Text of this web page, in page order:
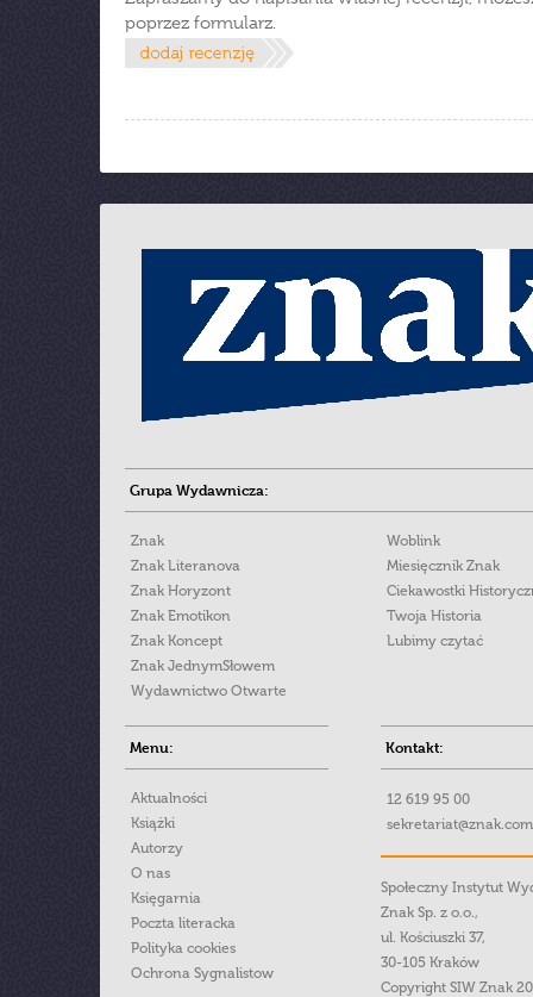
poprzez formularz.
Grupa Wydawnicza:
Znak
Znak Literanova
Znak Horyzont
Znak Emotikon
Znak Koncept
Znak JednymSłowem
Wydawnictwo Otwarte
Woblink
Miesięcznik Znak
Ciekawostki
Twoja Historia
Lubimy czytać
Menu:
Aktualności
Książki
Autorzy
O nas
Księgarnia
Poczta literacka
Polityka cookies
Ochrona Sygnalistow
Kontakt:
12 619 95 00
Społeczny Instytut
Znak Sp. z o.o.,
ul. Kościuszki 37,
30-105 Kraków
Copyright SIW Znak